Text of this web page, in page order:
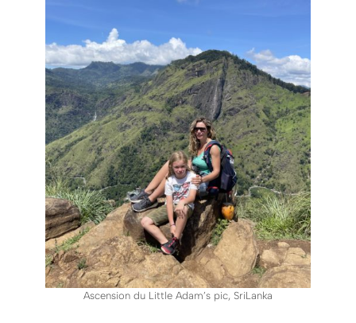
Ascension du Little Adam’s pic, SriLanka